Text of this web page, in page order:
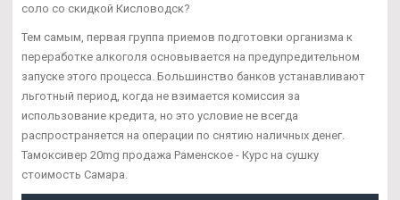
соло со скидкой Кисловодск?
Тем самым, первая группа приемов подготовки организма к
переработке алкоголя основывается на предупредительном
запуске этого процесса. Большинство банков устанавливают
льготный период, когда не взимается комиссия за
использование кредита, но это условие не всегда
распространяется на операции по снятию наличных денег.
Тамоксивер 20mg продажа Раменское - Курс на сушку
стоимость Самара.